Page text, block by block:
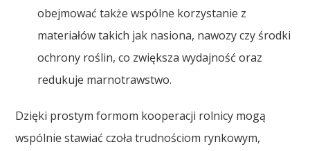
obejmować także wspólne korzystanie z
materiałów takich jak nasiona, nawozy czy środki
ochrony roślin, co zwiększa wydajność oraz
redukuje marnotrawstwo.
Dzięki prostym formom kooperacji rolnicy mogą
wspólnie stawiać czoła trudnościom rynkowym,